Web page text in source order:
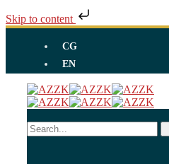
Skip to content
CG
EN